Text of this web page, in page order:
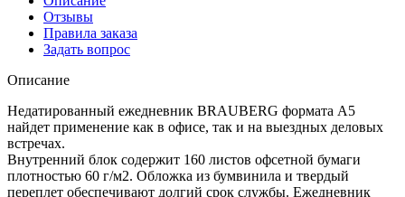
Отзывы
Правила заказа
Задать вопрос
Описание
Недатированный ежедневник BRAUBERG формата А5
найдет применение как в офисе, так и на выездных деловых
встречах.
Внутренний блок содержит 160 листов офсетной бумаги
плотностью 60 г/м2. Обложка из бумвинила и твердый
переплет обеспечивают долгий срок службы. Ежедневник